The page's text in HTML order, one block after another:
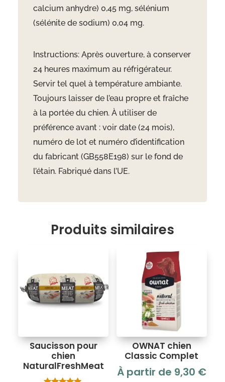
calcium anhydre) 0,45 mg, sélénium
(sélénite de sodium) 0,04 mg.
Instructions: Après ouverture, à conserver
24 heures maximum au réfrigérateur.
Servir tel quel à température ambiante.
Toujours laisser de l’eau propre et fraîche
à la portée du chien. À utiliser de
préférence avant : voir date (24 mois),
numéro de lot et numéro d’identification
du fabricant (GB558E198) sur le fond de
l’étain. Fabriqué dans l’UE.
Produits similaires
Saucisson pour
chien
NaturalFreshMeat
OWNAT chien
Classic Complet
À partir de 9,30 €